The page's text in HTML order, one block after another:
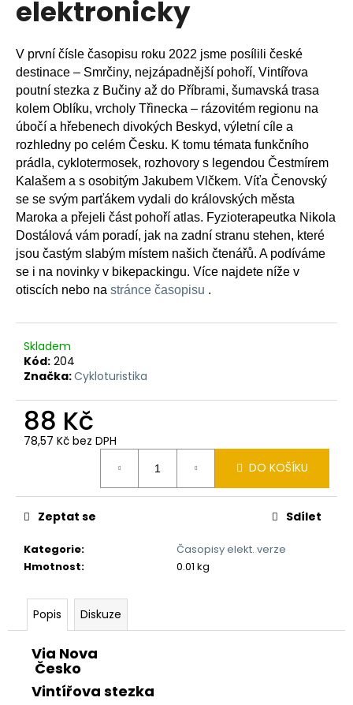
elektronicky
V první čísle časopisu roku 2022 jsme posílili české
destinace – Smrčiny, nejzápadnější pohoří, Vintířova
poutní stezka z Bučiny až do Příbrami, šumavská trasa
kolem Oblíku, vrcholy Třinecka – rázovitém regionu na
úbočí a hřebenech divokých Beskyd, výletní cíle a
rozhledny po celém Česku. K tomu témata funkčního
prádla, cyklotermosek, rozhovory s legendou Čestmírem
Kalašem a s osobitým Jakubem Vlčkem. Víťa Čenovský
se se svým parťákem vydali do královských města
Maroka a přejeli část pohoří atlas. Fyzioterapeutka Nikola
Dostálová vám poradí, jak na zadní stranu stehen, které
jsou častým slabým místem našich čtenářů. A podíváme
se i na novinky v bikepackingu. Více najdete níže v
otiscích nebo na stránce časopisu .
Skladem
Kód: 204
Značka:Cykloturistika
88 Kč
78,57 Kč bez DPH
DO KOŠÍKU
Kategorie:
Časopisy elekt. verze
Hmotnost: 0.01 kg
Zeptat se Sdílet
Popis Diskuze
Via Nova
Česko
Vintířova stezka
a
í
t
?
HLEDAT
D
o
p
r
u
č
u
e
m
e
PŘEDPLATNÉ
ČASOPISU
CYKLOTURISTIKA
2025
560